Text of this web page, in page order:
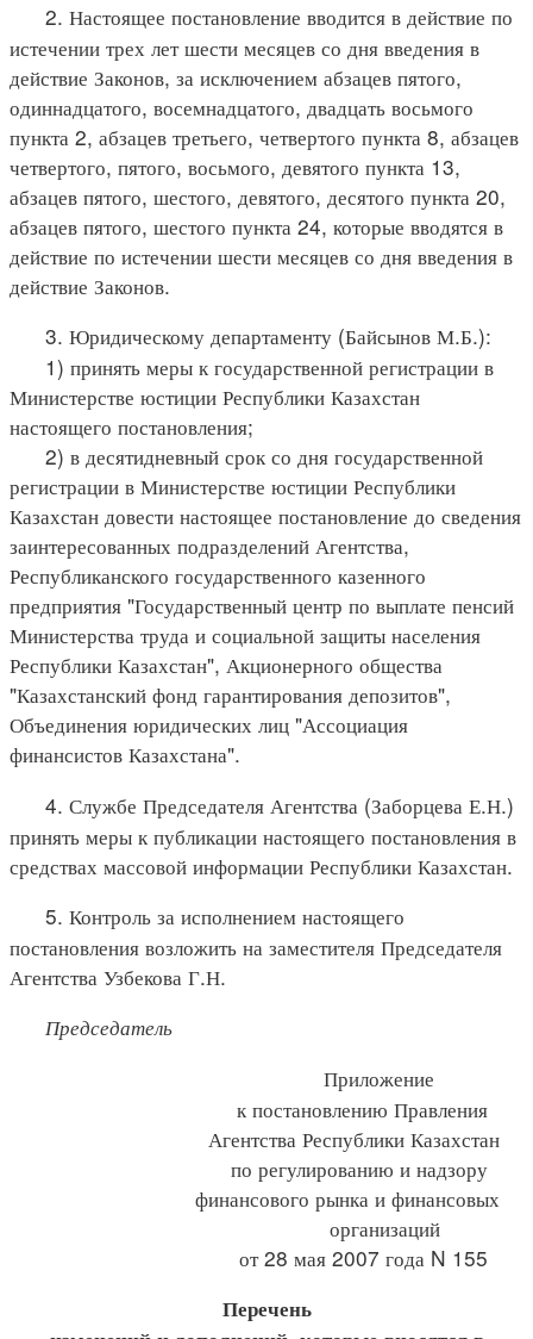
2. Настоящее постановление вводится в действие по
истечении трех лет шести месяцев со дня введения в
действие Законов, за исключением абзацев пятого,
одиннадцатого, восемнадцатого, двадцать восьмого
пункта 2, абзацев третьего, четвертого пункта 8, абзацев
четвертого, пятого, восьмого, девятого пункта 13,
абзацев пятого, шестого, девятого, десятого пункта 20,
абзацев пятого, шестого пункта 24, которые вводятся в
действие по истечении шести месяцев со дня введения в
действие Законов.
3. Юридическому департаменту (Байсынов М.Б.):
1) принять меры к государственной регистрации в
Министерстве юстиции Республики Казахстан
настоящего постановления;
2) в десятидневный срок со дня государственной
регистрации в Министерстве юстиции Республики
Казахстан довести настоящее постановление до сведения
заинтересованных подразделений Агентства,
Республиканского государственного казенного
предприятия "Государственный центр по выплате пенсий
Министерства труда и социальной защиты населения
Республики Казахстан", Акционерного общества
"Казахстанский фонд гарантирования депозитов",
Объединения юридических лиц "Ассоциация
финансистов Казахстана".
4. Службе Председателя Агентства (Заборцева Е.Н.)
принять меры к публикации настоящего постановления в
средствах массовой информации Республики Казахстан.
5. Контроль за исполнением настоящего
постановления возложить на заместителя Председателя
Агентства Узбекова Г.Н.
Председатель
Приложение
к постановлению Правления
Агентства Республики Казахстан
по регулированию и надзору
финансового рынка и финансовых
организаций
от 28 мая 2007 года N 155
Перечень